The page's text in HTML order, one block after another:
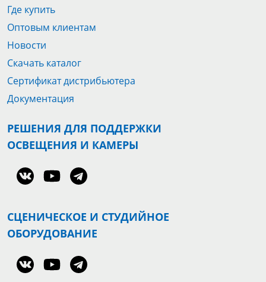
Где купить
Оптовым клиентам
Новости
Скачать каталог
Сертификат дистрибьютера
Документация
РЕШЕНИЯ ДЛЯ ПОДДЕРЖКИ
ОСВЕЩЕНИЯ И КАМЕРЫ
СЦЕНИЧЕСКОЕ И СТУДИЙНОЕ
ОБОРУДОВАНИЕ